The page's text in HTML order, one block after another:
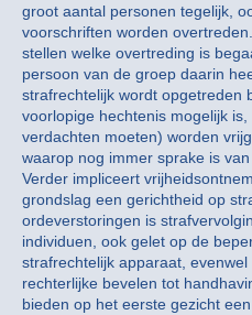
groot aantal personen tegelijk,
voorschriften worden
stellen welke overtreding is
persoon van de groep daarin
strafrechtelijk wordt opgetreden
voorlopige hechtenis mogelijk
verdachten moeten) worden
waarop nog immer sprake is
Verder impliceert
grondslag een gerichtheid op
ordeverstoringen is
individuen, ook gelet op de
strafrechtelijk apparaat,
rechterlijke bevelen tot
bieden op het eerste gezicht